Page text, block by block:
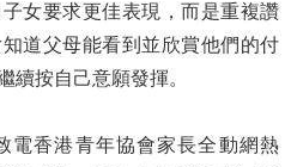
女要求更佳表現，而是重複讚
道父母能看到並欣賞他們的付
續按自己意願發揮。
電香港青年協會家長全動網熱